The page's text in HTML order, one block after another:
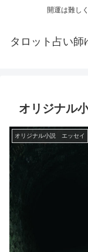
開運は難し
タロット占い
オリジナ
オリジナル小説 エッセイ